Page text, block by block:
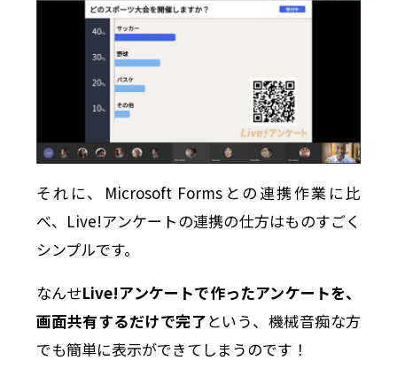
それに、Microsoft Formsとの連携作業に比
べ、Live!アンケートの連携の仕方はものすごく
シンプルです。
なんせLive!アンケートで作ったアンケートを、
画面共有するだけで完了という、機械音痴な方
でも簡単に表示ができてしまうのです！